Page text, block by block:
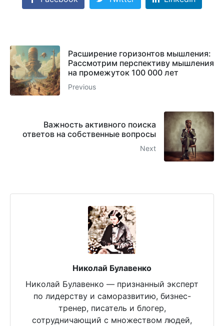
Расширение горизонтов мышления:
Рассмотрим перспективу мышления
на промежуток 100 000 лет
Previous
Важность активного поиска
ответов на собственные вопросы
Next
Николай Булавенко
Николай Булавенко — признанный эксперт
по лидерству и саморазвитию, бизнес-
тренер, писатель и блогер,
сотрудничающий с множеством людей,